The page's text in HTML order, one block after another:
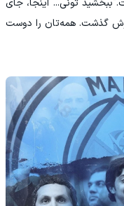
تونی... اینجا، جای
گذشت. همه‌تان را دوست